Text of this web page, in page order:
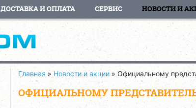
ДОСТАВКА И ОПЛАТА СЕРВИС НОВОСТИ И
Главная » Новости и акции » Официальному
ОФИЦИАЛЬНОМУ